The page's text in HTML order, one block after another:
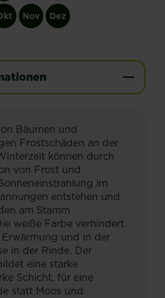
Nov Dez
Bäumen und
Frostschäden an der
können durch
von Frost und
im
entstehen und
am Stamm
weiße Farbe verhindert
Erwärmung und in der
in der Rinde. Der
eine starke
Schicht, für eine
statt Moos und